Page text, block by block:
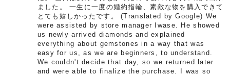
ました。 一生に一度の婚約指輪、素敵な物を購入できて
とても嬉しかったです。 (Translated by Google) We
were assisted by store manager Iwase. He showed
us newly arrived diamonds and explained
everything about gemstones in a way that was
easy for us, as we are beginners, to understand.
We couldn't decide that day, so we returned later
and were able to finalize the purchase. I was so